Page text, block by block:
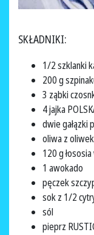
SKŁADNIKI:
1/2 szklanki
200 g
3 ząbki
4 jajka
dwie gałązki
oliwa z
120 g
1 awokado
pęczek
sok z 1/2
sól
pieprz